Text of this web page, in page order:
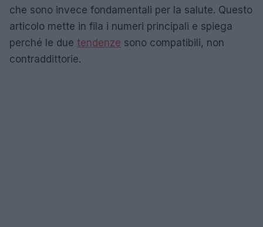
che sono invece fondamentali per la salute. Questo
articolo mette in fila i numeri principali e spiega
perché le due tendenze sono compatibili, non
contraddittorie.